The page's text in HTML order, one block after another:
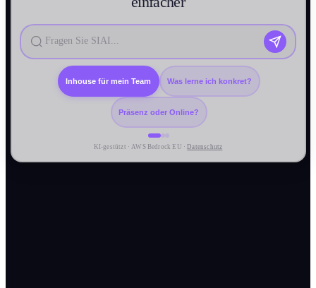
Was lerne ich konkret?
Präsenz oder Online?
Inhouse für mein Team
KI-gestützt · AWS Bedrock EU ·Datenschutz